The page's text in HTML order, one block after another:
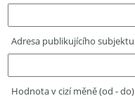
Adresa publikujícího subjektu
Hodnota v cizí měně (od - do)